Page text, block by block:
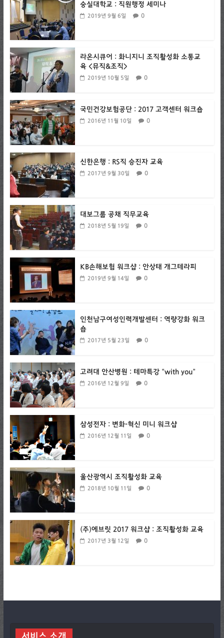
숭실대학교 : 직원행정 세미나
2019년 9월 6일 0
라온시큐어 : 화니지니 조직활성화 소통교
육 <뮤직&조직>
2019년 10월 5일 0
국민건강보험공단 : 2017 고객센터 워크숍
2016년 11월 10일 0
신한은행 : RS직 승진자 교육
2017년 9월 30일 0
대보그룹 공채 직무교육
2018년 5월 19일 0
KB손해보험 워크샵 : 안상태 개그테라피
2019년 9월 14일 0
인천남구여성인력개발센터 : 역량강화 워크
숍
2017년 5월 23일 0
고려대 안산병원 : 테마특강 “with you”
2016년 12월 9일 0
삼성전자 : 변화-혁신 미니 워크샵
2016년 12월 11일 0
울산광역시 조직활성화 교육
2018년 10월 11일 0
(주)에브릿 2017 워크샵 : 조직활성화 교육
2017년 3월 12일 0